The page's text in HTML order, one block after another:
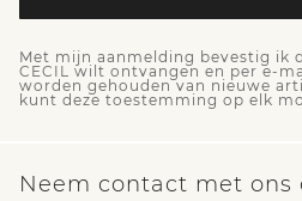
Met mijn aanmelding bevestig ik
CECIL wilt ontvangen en per e-
worden gehouden van nieuwe
kunt deze toestemming op elk
Neem contact met ons